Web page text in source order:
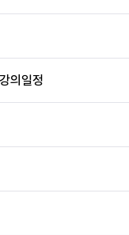
의일정